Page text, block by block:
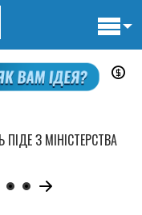
З МІНІСТЕРСТВА